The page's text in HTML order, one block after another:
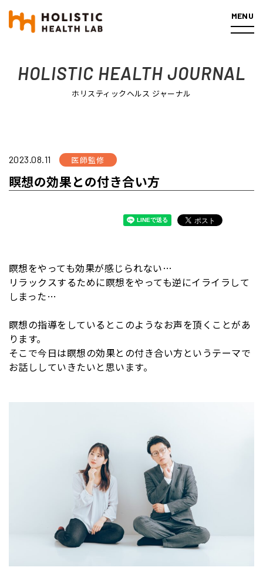
MENU
ホーム 医師監修 瞑想の効果との付き合い方
HOLISTIC HEALTH JOURNAL
ホリスティックヘルス ジャーナル
2023.08.11 医師監修
瞑想の効果との付き合い方
瞑想をやっても効果が感じられない…
リラックスするために瞑想をやっても逆にイライラして
しまった…
瞑想の指導をしているとこのようなお声を頂くことがあ
ります。
そこで今日は瞑想の効果との付き合い方というテーマで
お話ししていきたいと思います。